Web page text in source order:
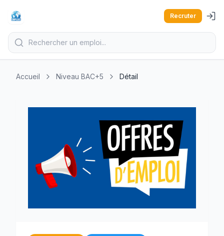
Recruter
Accueil Niveau BAC+5 Détail